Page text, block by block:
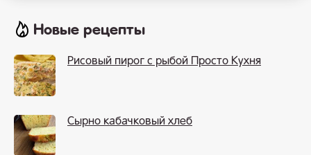
Новые рецепты
Рисовый пирог с рыбой Просто Кухня
Сырно кабачковый хлеб